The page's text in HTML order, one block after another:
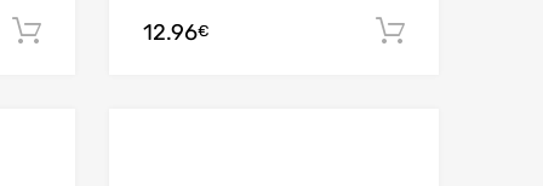
Ajouter au panier
12.96€